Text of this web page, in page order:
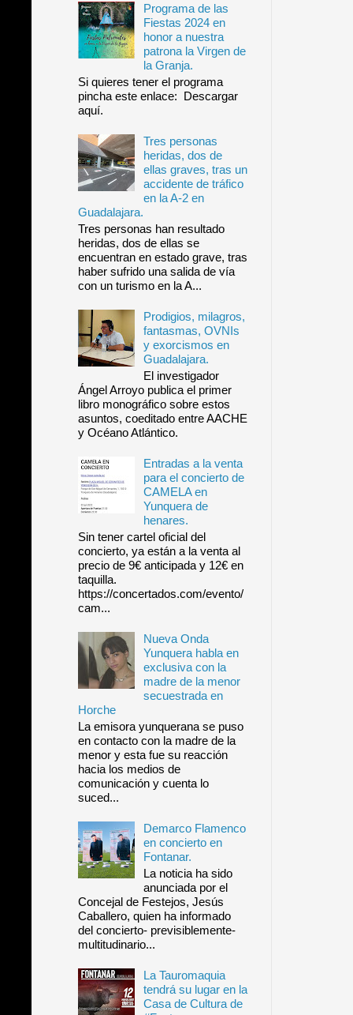
Programa de las
Fiestas 2024 en
honor a nuestra
patrona la Virgen de
la Granja.
Si quieres tener el programa
pincha este enlace: Descargar
aquí.
Tres personas
heridas, dos de
ellas graves, tras un
accidente de tráfico
en la A-2 en
Guadalajara.
Tres personas han resultado
heridas, dos de ellas se
encuentran en estado grave, tras
haber sufrido una salida de vía
con un turismo en la A...
Prodigios, milagros,
fantasmas, OVNIs
y exorcismos en
Guadalajara.
El investigador
Ángel Arroyo publica el primer
libro monográfico sobre estos
asuntos, coeditado entre AACHE
y Océano Atlántico.
Entradas a la venta
para el concierto de
CAMELA en
Yunquera de
henares.
Sin tener cartel oficial del
concierto, ya están a la venta al
precio de 9€ anticipada y 12€ en
taquilla.
https://concertados.com/evento/
cam...
Nueva Onda
Yunquera habla en
exclusiva con la
madre de la menor
secuestrada en
Horche
La emisora yunquerana se puso
en contacto con la madre de la
menor y esta fue su reacción
hacia los medios de
comunicación y cuenta lo
suced...
Demarco Flamenco
en concierto en
Fontanar.
La noticia ha sido
anunciada por el
Concejal de Festejos, Jesús
Caballero, quien ha informado
del concierto- previsiblemente-
multitudinario...
La Tauromaquia
tendrá su lugar en la
Casa de Cultura de